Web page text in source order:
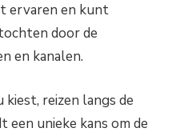
ervaren en kunt
door de
en kanalen.
reizen langs de
een unieke kans om de